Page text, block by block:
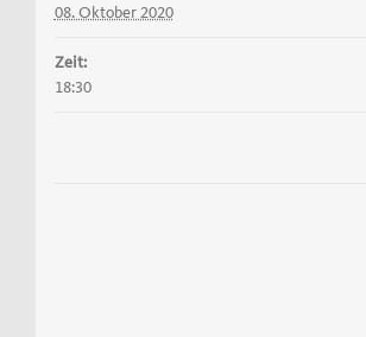
08. Oktober 2020
Zeit:
18:30